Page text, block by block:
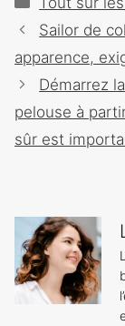
Navigation
articles
Sailor de
apparence,
Démarrez
pelouse à
sûr est